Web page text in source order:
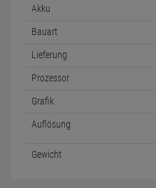
Akku
Bauart
Lieferung
Prozessor
Grafik
Auflösung
Gewicht